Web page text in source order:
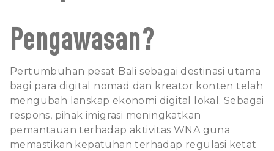
Pengawasan?
Pertumbuhan pesat Bali sebagai destinasi utama
bagi para digital nomad dan kreator konten telah
mengubah lanskap ekonomi digital lokal. Sebagai
respons, pihak imigrasi meningkatkan
pemantauan terhadap aktivitas WNA guna
memastikan kepatuhan terhadap regulasi ketat